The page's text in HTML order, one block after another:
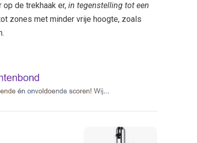
de trekhaak er, in tegenstelling tot een
zones met minder vrije hoogte, zoals